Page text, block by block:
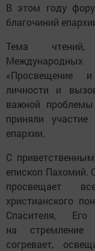
В этом году
благочиний
Тема чтений,
«Просвещение
личности и
важной
приняли участие
епархии.
С
епископ Пахомий.
просвещает
христианского
Спасителя,
на стремление
согревает,